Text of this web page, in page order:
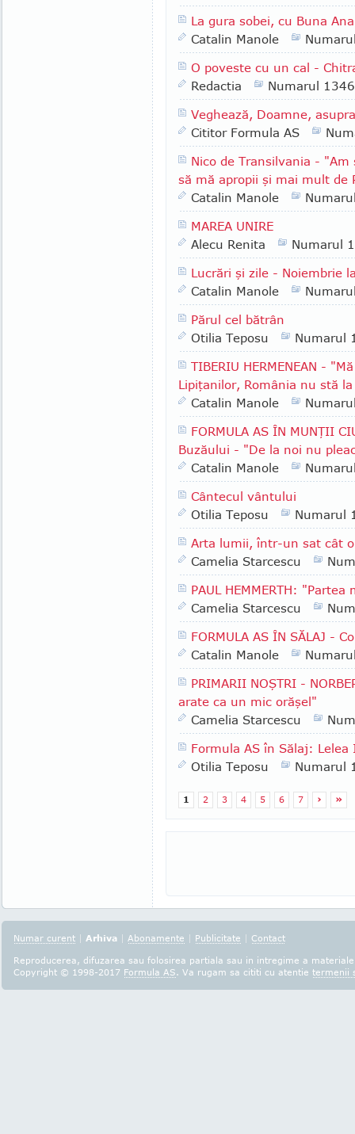
La gura sobei, cu Buna
Catalin Manole
O poveste cu un cal -
Redactia
Numarul 1346
Veghează, Doamne,
Cititor Formula AS
Nico de Transilvania -
să mă apropii şi mai mult de
Catalin Manole
MAREA UNIRE
Alecu Renita
Numarul
Lucrări şi zile - Noiembrie
Catalin Manole
Părul cel bătrân
Otilia Teposu
Numarul
TIBERIU HERMENEAN -
Lipiţanilor, România nu stă
Catalin Manole
FORMULA AS ÎN MUNŢII
Buzăului - "De la noi nu
Catalin Manole
Cântecul vântului
Otilia Teposu
Numarul
Arta lumii, într-un sat cât
Camelia Starcescu
PAUL HEMMERTH:
Camelia Starcescu
FORMULA AS ÎN SĂLAJ -
Catalin Manole
PRIMARII NOŞTRI -
arate ca un mic orăşel"
Camelia Starcescu
Formula AS în Sălaj: Lelea
Otilia Teposu
Numarul
1 2 3 4 5 6 7 › »
Numar curent | Arhiva | Abonamente | Publicitate | Contact
Reproducerea, difuzarea sau folosirea partiala sau in intregime a
Copyright © 1998-2017 Formula AS. Va rugam sa cititi cu atentie termenii